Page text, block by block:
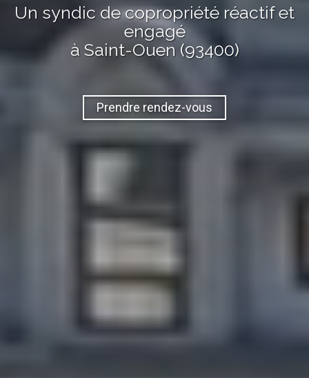
Un syndic de copropriété réactif et
engagé
à Saint-Ouen (93400)
Prendre rendez-vous